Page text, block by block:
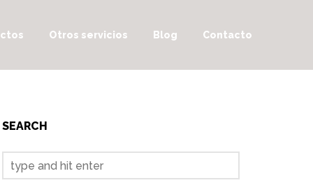
Otros servicios Blog Contacto
SEARCH